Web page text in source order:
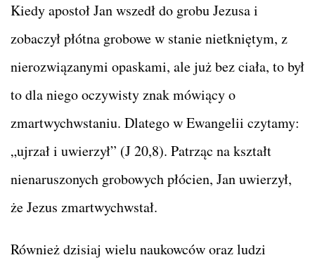
Kiedy apostoł Jan wszedł do grobu Jezusa i
zobaczył płótna grobowe w stanie nietkniętym, z
nierozwiązanymi opaskami, ale już bez ciała, to był
to dla niego oczywisty znak mówiący o
zmartwychwstaniu. Dlatego w Ewangelii czytamy:
„ujrzał i uwierzył” (J 20,8). Patrząc na kształt
nienaruszonych grobowych płócien, Jan uwierzył,
że Jezus zmartwychwstał.
Również dzisiaj wielu naukowców oraz ludzi